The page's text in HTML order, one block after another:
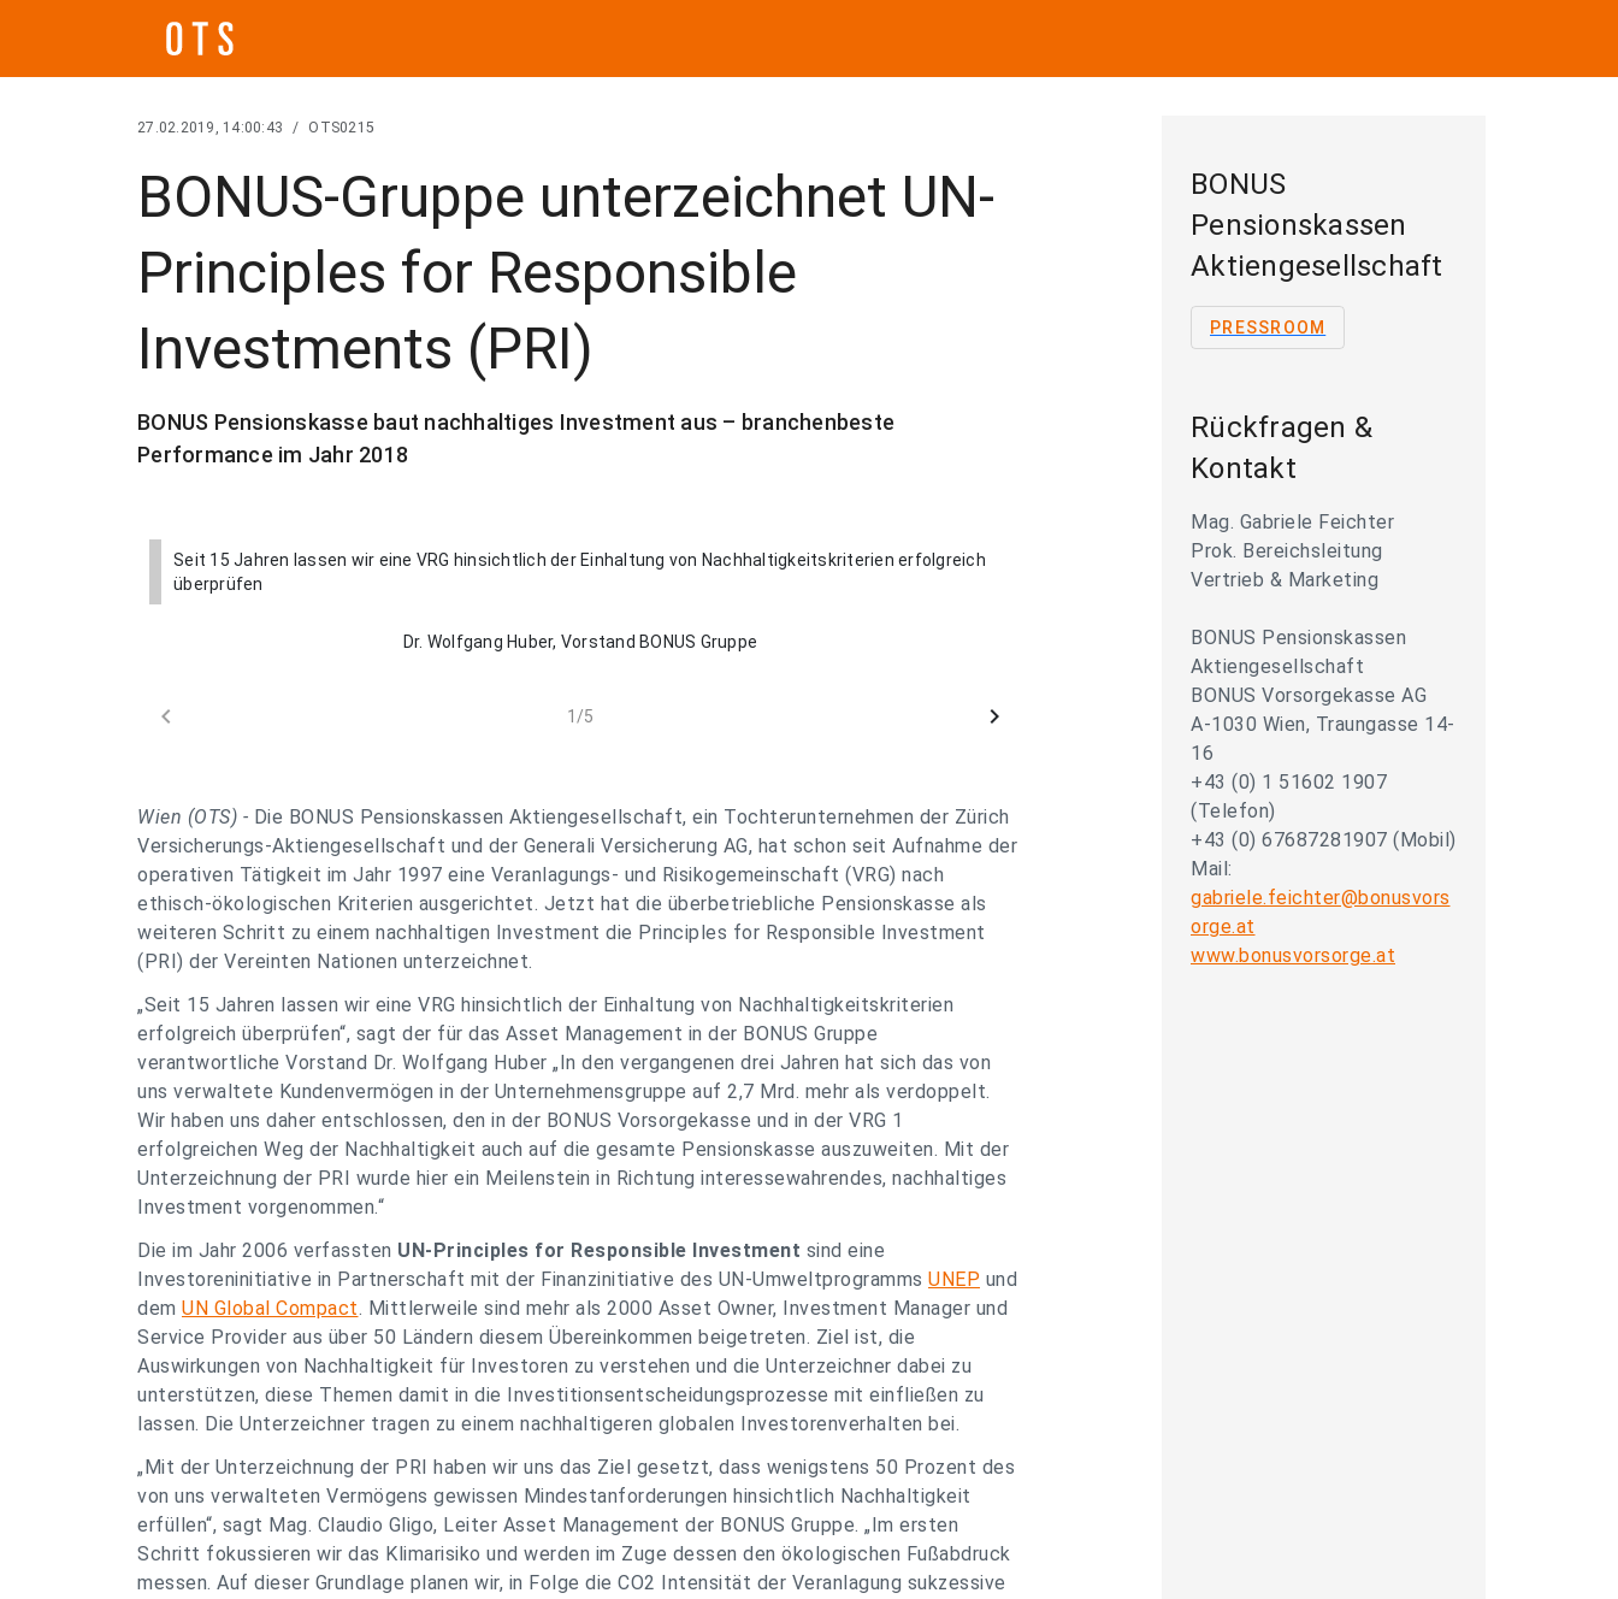
27.02.2019, 14:00:43 / OTS0215
BONUS-Gruppe unterzeichnet UN-
Principles for Responsible
Investments (PRI)
BONUS Pensionskasse baut nachhaltiges Investment aus – branchenbeste
Performance im Jahr 2018
Seit 15 Jahren lassen wir eine VRG hinsichtlich der Einhaltung von Nachhaltigkeitskriterien erfolgreich
überprüfen
Dr. Wolfgang Huber, Vorstand BONUS Gruppe
chevron_left 1/5 chevron_right
Wien (OTS) - Die BONUS Pensionskassen Aktiengesellschaft, ein Tochterunternehmen der Zürich
Versicherungs-Aktiengesellschaft und der Generali Versicherung AG, hat schon seit Aufnahme der
operativen Tätigkeit im Jahr 1997 eine Veranlagungs- und Risikogemeinschaft (VRG) nach
ethisch-ökologischen Kriterien ausgerichtet. Jetzt hat die überbetriebliche Pensionskasse als
weiteren Schritt zu einem nachhaltigen Investment die Principles for Responsible Investment
(PRI) der Vereinten Nationen unterzeichnet.
„Seit 15 Jahren lassen wir eine VRG hinsichtlich der Einhaltung von Nachhaltigkeitskriterien
erfolgreich überprüfen“, sagt der für das Asset Management in der BONUS Gruppe
verantwortliche Vorstand Dr. Wolfgang Huber „In den vergangenen drei Jahren hat sich das von
uns verwaltete Kundenvermögen in der Unternehmensgruppe auf 2,7 Mrd. mehr als verdoppelt.
Wir haben uns daher entschlossen, den in der BONUS Vorsorgekasse und in der VRG 1
erfolgreichen Weg der Nachhaltigkeit auch auf die gesamte Pensionskasse auszuweiten. Mit der
Unterzeichnung der PRI wurde hier ein Meilenstein in Richtung interessewahrendes, nachhaltiges
Investment vorgenommen.“
Die im Jahr 2006 verfassten UN-Principles for Responsible Investment sind eine
Investoreninitiative in Partnerschaft mit der Finanzinitiative des UN-Umweltprogramms UNEP und
dem UN Global Compact. Mittlerweile sind mehr als 2000 Asset Owner, Investment Manager und
Service Provider aus über 50 Ländern diesem Übereinkommen beigetreten. Ziel ist, die
Auswirkungen von Nachhaltigkeit für Investoren zu verstehen und die Unterzeichner dabei zu
unterstützen, diese Themen damit in die Investitionsentscheidungsprozesse mit einfließen zu
lassen. Die Unterzeichner tragen zu einem nachhaltigeren globalen Investorenverhalten bei.
„Mit der Unterzeichnung der PRI haben wir uns das Ziel gesetzt, dass wenigstens 50 Prozent des
von uns verwalteten Vermögens gewissen Mindestanforderungen hinsichtlich Nachhaltigkeit
erfüllen“, sagt Mag. Claudio Gligo, Leiter Asset Management der BONUS Gruppe. „Im ersten
Schritt fokussieren wir das Klimarisiko und werden im Zuge dessen den ökologischen Fußabdruck
messen. Auf dieser Grundlage planen wir, in Folge die CO2 Intensität der Veranlagung sukzessive
BONUS
Pensionskassen
Aktiengesellschaft
PRESSROOM
Rückfragen &
Kontakt
Mag. Gabriele Feichter
Prok. Bereichsleitung
Vertrieb & Marketing
BONUS Pensionskassen
Aktiengesellschaft
BONUS Vorsorgekasse AG
A-1030 Wien, Traungasse 14-
16
+43 (0) 1 51602 1907
(Telefon)
+43 (0) 67687281907 (Mobil)
Mail:
gabriele.feichter@bonusvors
orge.at
www.bonusvorsorge.at